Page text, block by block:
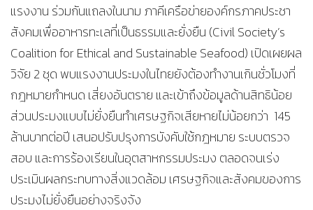
แรงงาน ร่วมกันแถลงในนาม ภาคีเครือข่ายองค์กรภาคประชา
สังคมเพื่ออาหารทะเลที่เป็นธรรมและยั่งยืน (Civil Society’s
Coalition for Ethical and Sustainable Seafood) เปิดเผยผล
วิจัย 2 ชุด พบแรงงานประมงในไทยยังต้องทำงานเกินชั่วโมงที่
กฎหมายกำหนด เสี่ยงอันตราย และเข้าถึงข้อมูลด้านสิทธิน้อย
ส่วนประมงแบบไม่ยั่งยืนทำเศรษฐกิจเสียหายไม่น้อยกว่า 145
ล้านบาทต่อปี เสนอปรับปรุงการบังคับใช้กฎหมาย ระบบตรวจ
สอบ และการร้องเรียนในอุตสาหกรรมประมง ตลอดจนเร่ง
ประเมินผลกระทบทางสิ่งแวดล้อม เศรษฐกิจและสังคมของการ
ประมงไม่ยั่งยืนอย่างจริงจัง